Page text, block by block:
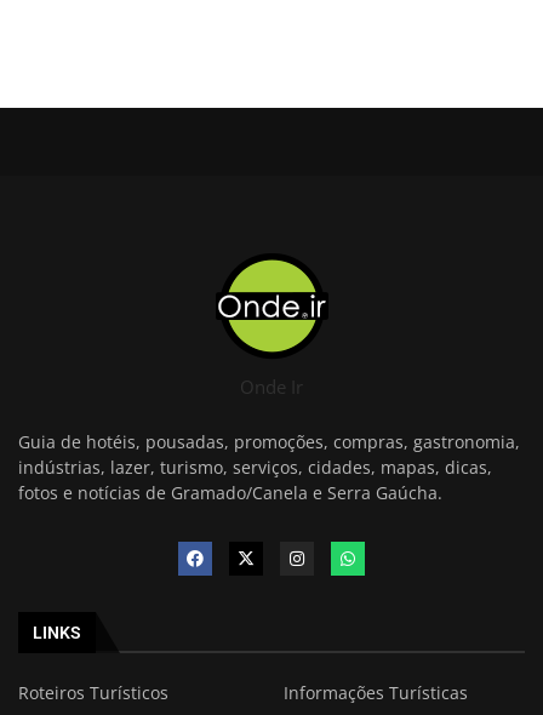
Onde Ir
Guia de hotéis, pousadas, promoções, compras, gastronomia,
indústrias, lazer, turismo, serviços, cidades, mapas, dicas,
fotos e notícias de Gramado/Canela e Serra Gaúcha.
LINKS
Roteiros Turísticos
Informações Turísticas